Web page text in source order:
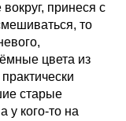
принеся с
то
цвета из
старые
у кого-то на